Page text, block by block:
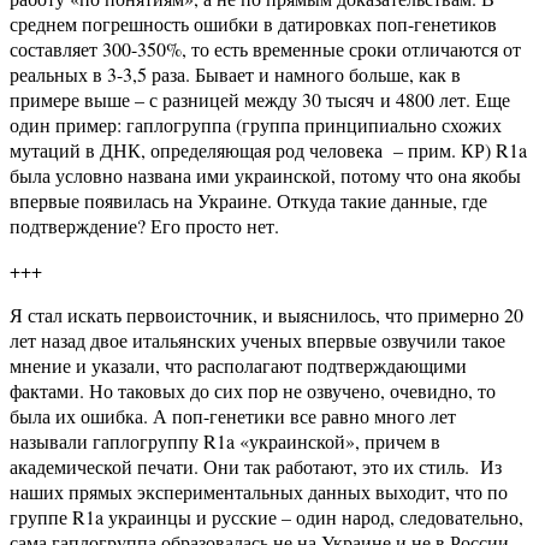
среднем погрешность ошибки в датировках поп-генетиков
составляет 300-350%, то есть временные сроки отличаются от
реальных в 3-3,5 раза. Бывает и намного больше, как в
примере выше – с разницей между 30 тысяч и 4800 лет. Еще
один пример: гаплогруппа (группа принципиально схожих
мутаций в ДНК, определяющая род человека – прим. КР) R1a
была условно названа ими украинской, потому что она якобы
впервые появилась на Украине. Откуда такие данные, где
подтверждение? Его просто нет.
+++
Я стал искать первоисточник, и выяснилось, что примерно 20
лет назад двое итальянских ученых впервые озвучили такое
мнение и указали, что располагают подтверждающими
фактами. Но таковых до сих пор не озвучено, очевидно, то
была их ошибка. А поп-генетики все равно много лет
называли гаплогруппу R1a «украинской», причем в
академической печати. Они так работают, это их стиль. Из
наших прямых экспериментальных данных выходит, что по
группе R1a украинцы и русские – один народ, следовательно,